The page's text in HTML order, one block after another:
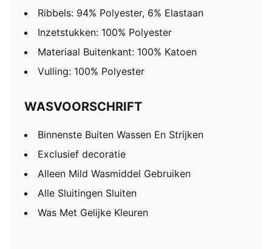
Ribbels: 94% Polyester, 6% Elastaan
Inzetstukken: 100% Polyester
Materiaal Buitenkant: 100% Katoen
Vulling: 100% Polyester
WASVOORSCHRIFT
Binnenste Buiten Wassen En Strijken
Exclusief decoratie
Alleen Mild Wasmiddel Gebruiken
Alle Sluitingen Sluiten
Was Met Gelijke Kleuren